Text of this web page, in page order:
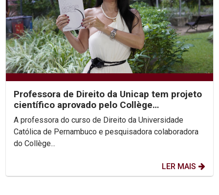
Professora de Direito da Unicap tem projeto
científico aprovado pelo Collège
International de...
A professora do curso de Direito da Universidade
Católica de Pernambuco e pesquisadora colaboradora
do Collège...
LER MAIS